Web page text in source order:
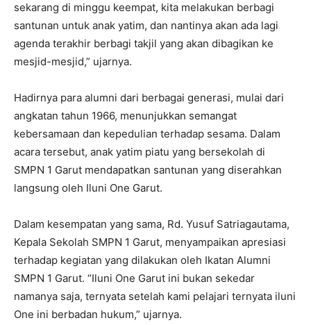
sekarang di minggu keempat, kita melakukan berbagi
santunan untuk anak yatim, dan nantinya akan ada lagi
agenda terakhir berbagi takjil yang akan dibagikan ke
mesjid-mesjid,” ujarnya.
Hadirnya para alumni dari berbagai generasi, mulai dari
angkatan tahun 1966, menunjukkan semangat
kebersamaan dan kepedulian terhadap sesama. Dalam
acara tersebut, anak yatim piatu yang bersekolah di
SMPN 1 Garut mendapatkan santunan yang diserahkan
langsung oleh Iluni One Garut.
Dalam kesempatan yang sama, Rd. Yusuf Satriagautama,
Kepala Sekolah SMPN 1 Garut, menyampaikan apresiasi
terhadap kegiatan yang dilakukan oleh Ikatan Alumni
SMPN 1 Garut. “Iluni One Garut ini bukan sekedar
namanya saja, ternyata setelah kami pelajari ternyata iluni
One ini berbadan hukum,” ujarnya.